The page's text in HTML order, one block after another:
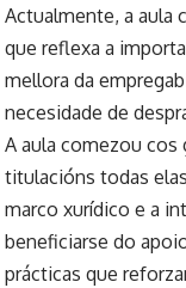
Actualmente, a aula
que reflexa a
mellora da
necesidade de
A aula comezou
titulacións todas
marco xurídico e a
beneficiarse do
prácticas que